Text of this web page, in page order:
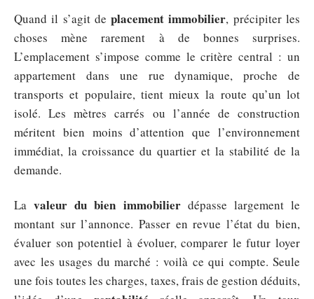
Quand il s’agit deplacement immobilier, précipiter les
choses mène rarement à de bonnes surprises.
L’emplacement s’impose comme le critère central : un
appartement dans une rue dynamique, proche de
transports et populaire, tient mieux la route qu’un lot
isolé. Les mètres carrés ou l’année de construction
méritent bien moins d’attention que l’environnement
immédiat, la croissance du quartier et la stabilité de la
demande.
Lavaleur du bien immobilierdépasse largement le
montant sur l’annonce. Passer en revue l’état du bien,
évaluer son potentiel à évoluer, comparer le futur loyer
avec les usages du marché : voilà ce qui compte. Seule
une fois toutes les charges, taxes, frais de gestion déduits,